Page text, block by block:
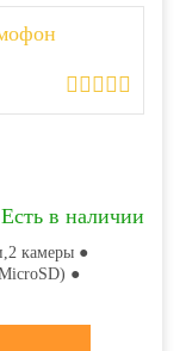
Есть в наличии
камеры ●
●